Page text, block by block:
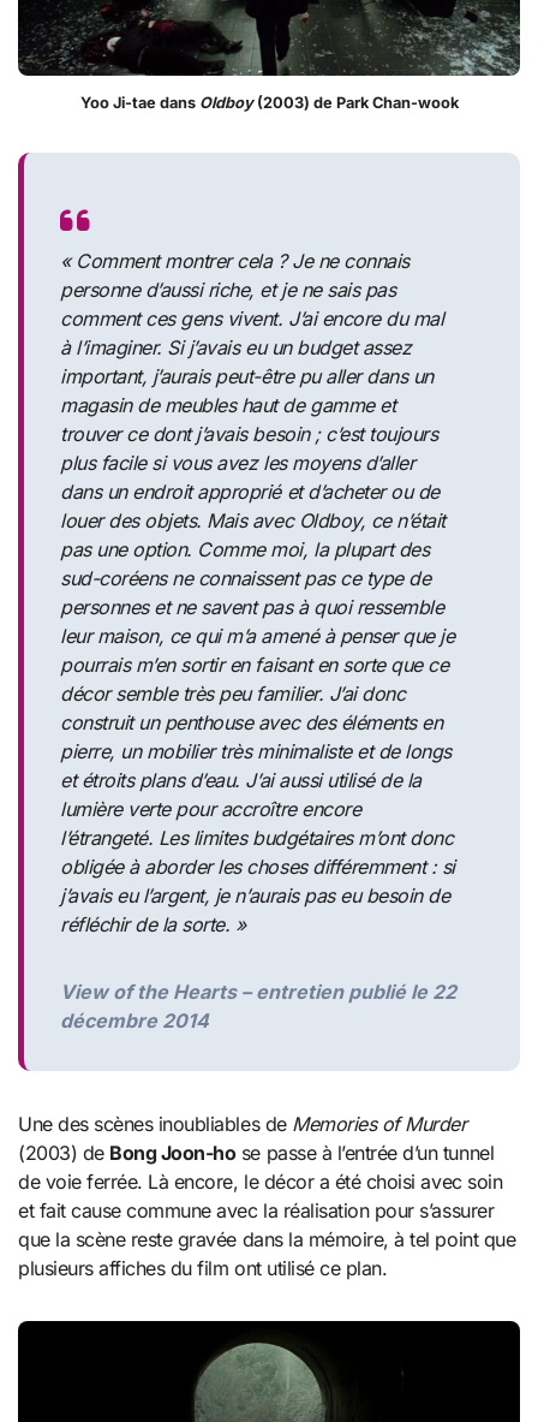
Yoo Ji-tae dans Oldboy(2003) de Park Chan-wook
« Comment montrer cela ? Je ne connais
personne d’aussi riche, et je ne sais pas
comment ces gens vivent. J’ai encore du mal
à l’imaginer. Si j’avais eu un budget assez
important, j’aurais peut-être pu aller dans un
magasin de meubles haut de gamme et
trouver ce dont j’avais besoin ; c’est toujours
plus facile si vous avez les moyens d’aller
dans un endroit approprié et d’acheter ou de
louer des objets. Mais avec Oldboy, ce n’était
pas une option. Comme moi, la plupart des
sud-coréens ne connaissent pas ce type de
personnes et ne savent pas à quoi ressemble
leur maison, ce qui m’a amené à penser que je
pourrais m’en sortir en faisant en sorte que ce
décor semble très peu familier. J’ai donc
construit un penthouse avec des éléments en
pierre, un mobilier très minimaliste et de longs
et étroits plans d’eau. J’ai aussi utilisé de la
lumière verte pour accroître encore
l’étrangeté. Les limites budgétaires m’ont donc
obligée à aborder les choses différemment : si
j’avais eu l’argent, je n’aurais pas eu besoin de
réfléchir de la sorte. »
View of the Hearts – entretien publié le 22
décembre 2014
Une des scènes inoubliables de Memories of Murder
(2003) de Bong Joon-hose passe à l’entrée d’un tunnel
de voie ferrée. Là encore, le décor a été choisi avec soin
et fait cause commune avec la réalisation pour s’assurer
que la scène reste gravée dans la mémoire, à tel point que
plusieurs affiches du film ont utilisé ce plan.